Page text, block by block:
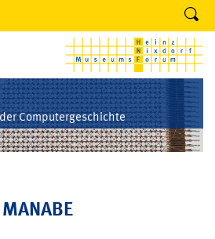
Computergeschichte